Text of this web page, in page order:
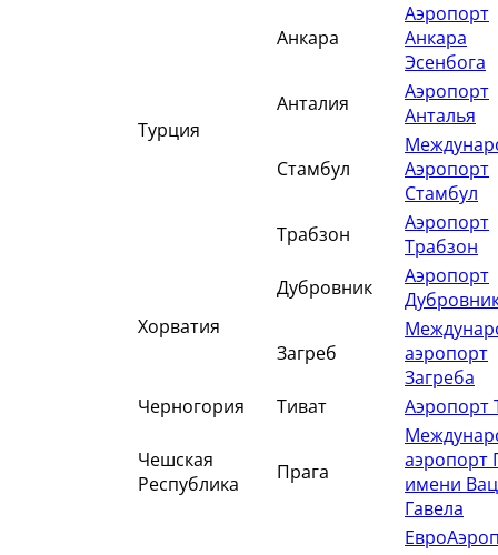
Турция
Анкара
Аэропорт
Анкара
Эсенбога
Анталия
Аэропорт
Анталья
Стамбул
Аэропорт
Стамбул
Трабзон
Аэропорт
Трабзон
Хорватия
Дубровник
Аэропорт
Загреб
аэропорт
Загреба
Черногория
Тиват Аэропорт
Чешская
Республика
Прага
аэропорт
имени
Гавела